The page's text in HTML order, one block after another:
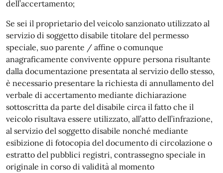
dell’accertamento;
Se sei il proprietario del veicolo sanzionato utilizzato al
servizio di soggetto disabile titolare del permesso
speciale, suo parente / affine o comunque
anagraficamente convivente oppure persona risultante
dalla documentazione presentata al servizio dello stesso,
è necessario presentare la richiesta di annullamento del
verbale di accertamento mediante dichiarazione
sottoscritta da parte del disabile circa il fatto che il
veicolo risultava essere utilizzato, all’atto dell’infrazione,
al servizio del soggetto disabile nonché mediante
esibizione di fotocopia del documento di circolazione o
estratto del pubblici registri, contrassegno speciale in
originale in corso di validità al momento